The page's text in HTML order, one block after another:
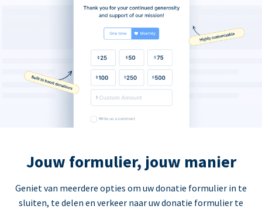
Jouw formulier, jouw manier
Geniet van meerdere opties om uw donatie formulier in te
sluiten, te delen en verkeer naar uw donatie formulier te